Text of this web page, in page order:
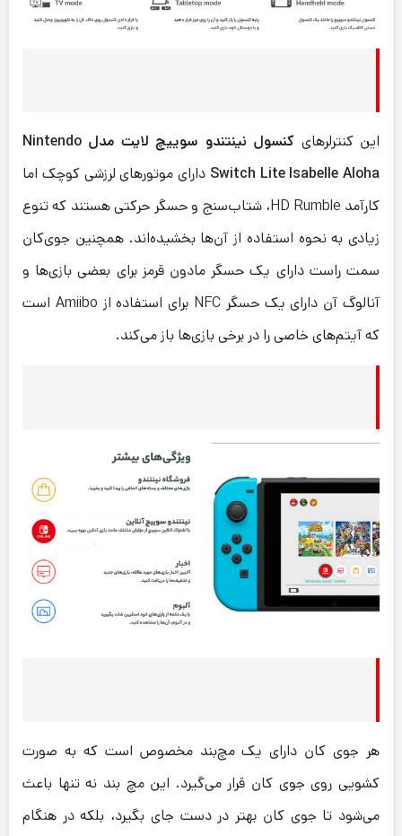
این کنترلرهای
کنسول نینتندو سوییچ لایت مدل Nintendo
Switch Lite Isabelle Aloha دارای موتورهای لرزشی کوچک اما
کارآمد HD Rumble، شتاب‌سنج و حسگر حرکتی هستند که تنوع
زیادی به نحوه استفاده از آن‌ها بخشیده‌اند. همچنین جوی‌کان
سمت راست دارای یک حسگر مادون قرمز برای بعضی بازی‌ها و
آنالوگ آن دارای یک حسگر NFC برای استفاده از Amiibo است
که آیتم‌های خاصی را در برخی بازی‌ها باز می‌کند.
هر جوی کان دارای یک مچ‌بند مخصوص است که به صورت
کشویی روی جوی کان قرار می‌گیرد. این مچ بند نه تنها باعث
می‌شود تا جوی کان بهتر در دست جای بگیرد، بلکه در هنگام